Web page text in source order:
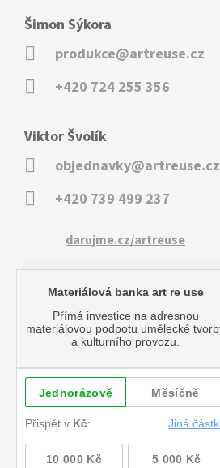
Šimon Sýkora
produkce@artreuse.cz
+420 724 255 356
Viktor Švolík
objednavky@artreuse.cz
+420 739 499 237
darujme.cz/artreuse